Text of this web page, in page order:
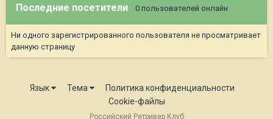
Последние посетители 0 пользователей онлайн
Ни одного зарегистрированного пользователя не просматривает
данную страницу
Язык Тема
Политика конфиденциальности
Cookie-файлы
Российский Ретривер Клуб